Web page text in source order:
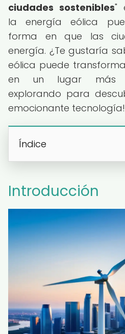
ciudades sostenibles"
la energía eólica
forma en que las
energía. ¿Te gustaría
eólica puede
en un lugar más
explorando para
emocionante tecnología!
Índice
Introducción